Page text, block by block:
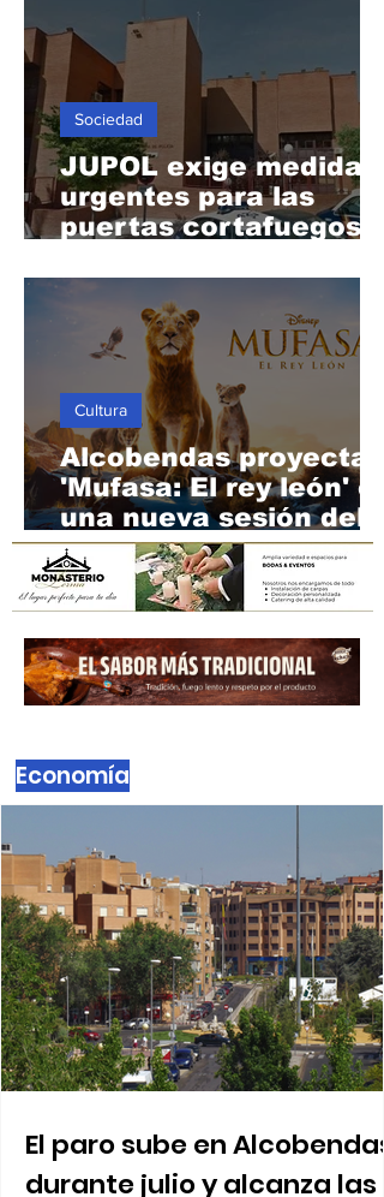
Hoy
JUPOL exige medidas
urgentes para las
puertas cortafuegos
de la Comisaría de
Alcobendas
Sociedad
Alcobendas proyecta
'Mufasa: El rey león' en
una nueva sesión del
Cine de Verano
Cultura
Economía